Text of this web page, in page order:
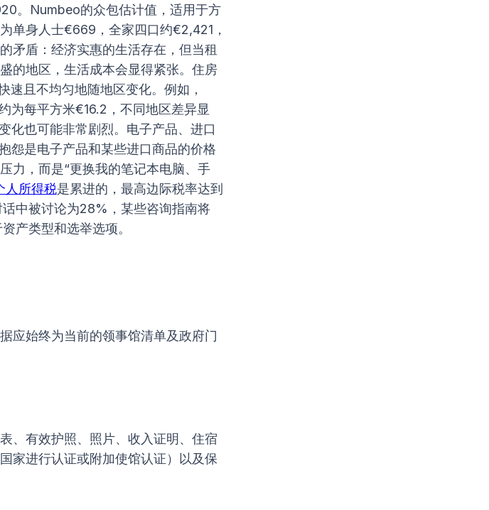
。Numbeo的众包估计值，适用于方
单身人士€669，全家四口约€2,421，
矛盾：经济实惠的生活存在，但当租
的地区，生活成本会显得紧张。住房
速且不均匀地随地区变化。例如，
为每平方米€16.2，不同地区差异显
化也可能非常剧烈。电子产品、进口
怨是电子产品和某些进口商品的价格
力，而是“更换我的笔记本电脑、手
人所得税是累进的，最高边际税率达到
中被讨论为28%，某些咨询指南将
产类型和选举选项。
应始终为当前的领事馆清单及政府门
、有效护照、照片、收入证明、住宿
家进行认证或附加使馆认证）以及保